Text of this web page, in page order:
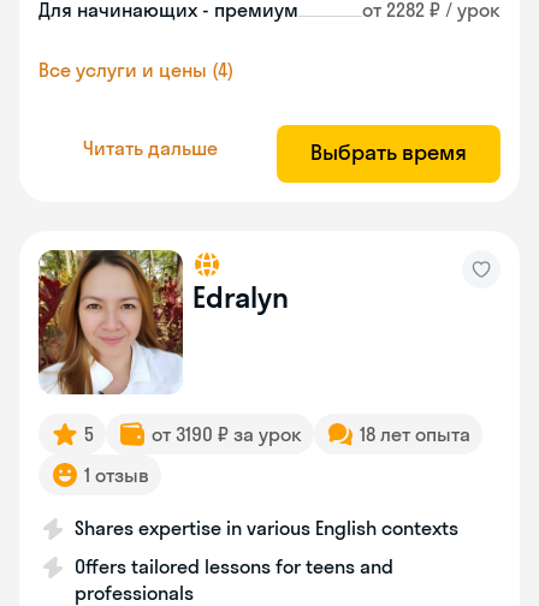
Для начинающих - премиум от 2282 ₽ / урок
Все услуги и цены (4)
Читать дальше Выбрать время
Edralyn
5 от 3190 ₽ за урок
18 лет опыта
1 отзыв
Shares expertise in various English contexts
Offers tailored lessons for teens and
professionals